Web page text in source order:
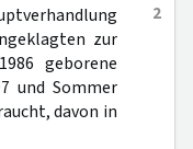
2
zur
geborene
und Sommer
davon in